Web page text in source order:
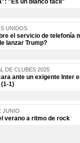
"Es un blanco fácil"
UNIDOS
el servicio de telefonía
lanzar Trump?
DE CLUBES 2025
ante un exigente Inter
1)
JUNIO
verano a ritmo de rock